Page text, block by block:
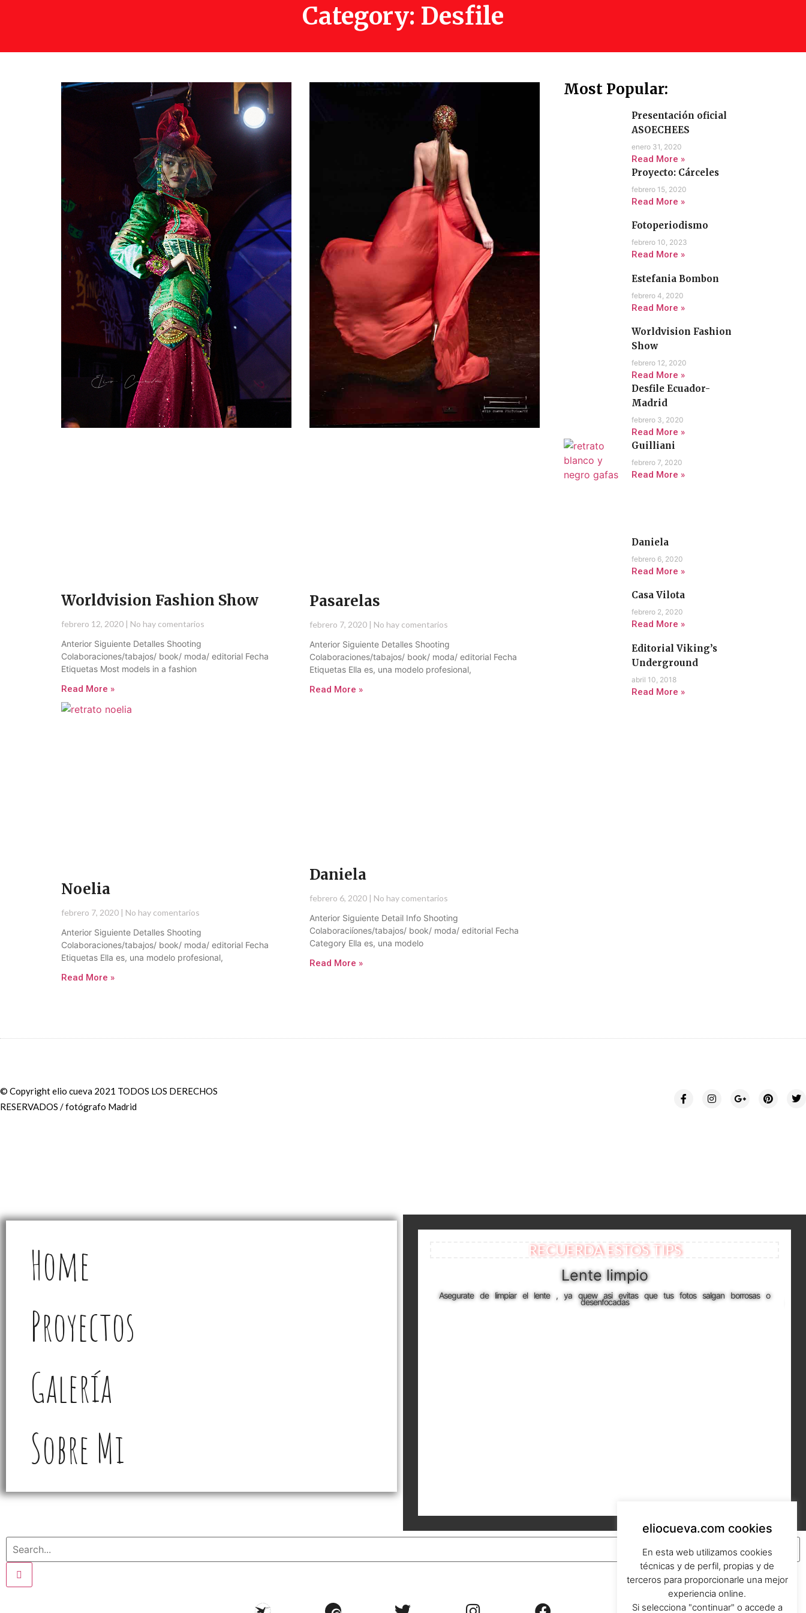
Category: Desfile
Worldvision Fashion Show
febrero 12, 2020
No hay comentarios
Anterior Siguiente Detalles Shooting
Colaboraciones/tabajos/ book/ moda/ editorial Fecha
Etiquetas Most models in a fashion
Read More »
Pasarelas
febrero 7, 2020
No hay comentarios
Anterior Siguiente Detalles Shooting
Colaboraciones/tabajos/ book/ moda/ editorial Fecha
Etiquetas Ella es, una modelo profesional,
Read More »
Noelia
febrero 7, 2020
No hay comentarios
Anterior Siguiente Detalles Shooting
Colaboraciones/tabajos/ book/ moda/ editorial Fecha
Etiquetas Ella es, una modelo profesional,
Read More »
Daniela
febrero 6, 2020
No hay comentarios
Anterior Siguiente Detail Info Shooting
Colaboraciíones/tabajos/ book/ moda/ editorial Fecha
Category Ella es, una modelo
Read More »
Most Popular:
Presentación oficial
ASOECHEES
enero 31, 2020
Read More »
Proyecto: Cárceles
febrero 15, 2020
Read More »
Fotoperiodismo
febrero 10, 2023
Read More »
Estefania Bombon
febrero 4, 2020
Read More »
Worldvision Fashion
Show
febrero 12, 2020
Read More »
Desfile Ecuador-
Madrid
febrero 3, 2020
Read More »
Guilliani
febrero 7, 2020
Read More »
Daniela
febrero 6, 2020
Read More »
Casa Vilota
febrero 2, 2020
Read More »
Editorial Viking’s
Underground
abril 10, 2018
Read More »
© Copyright elio cueva 2021 TODOS LOS DERECHOS
RESERVADOS / fotógrafo Madrid
eliocueva.com cookies
En esta web utilizamos cookies
técnicas y de perfil, propias y de
terceros para proporcionarle una mejor
experiencia online.
Si selecciona "continuar" o accede a
Home
Proyectos
Galería
Sobre Mi
RECUERDA ESTOS TIPS
Lente limpio
Asegurate de limpiar el lente , ya quew asi evitas que tus fotos salgan borrosas o
desenfocadas